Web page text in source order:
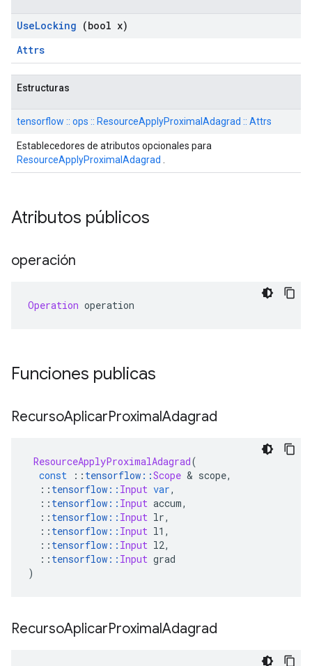
UseLocking (bool x)
Attrs
Estructuras
tensorflow :: ops :: ResourceApplyProximalAdagrad :: Attrs
Establecedores de atributos opcionales para
ResourceApplyProximalAdagrad
Atributos públicos
operación
Operation operation
Funciones publicas
RecursoAplicarProximalAdagrad
ResourceApplyProximalAdagrad(
const
:: tensorflow ::Scope & scope,
:: tensorflow :: Input var,
:: tensorflow :: Input accum,
:: tensorflow :: Input lr,
:: tensorflow :: Input l1 ,
:: tensorflow :: Input l2,
:: tensorflow :: Input grad
)
RecursoAplicarProximalAdagrad